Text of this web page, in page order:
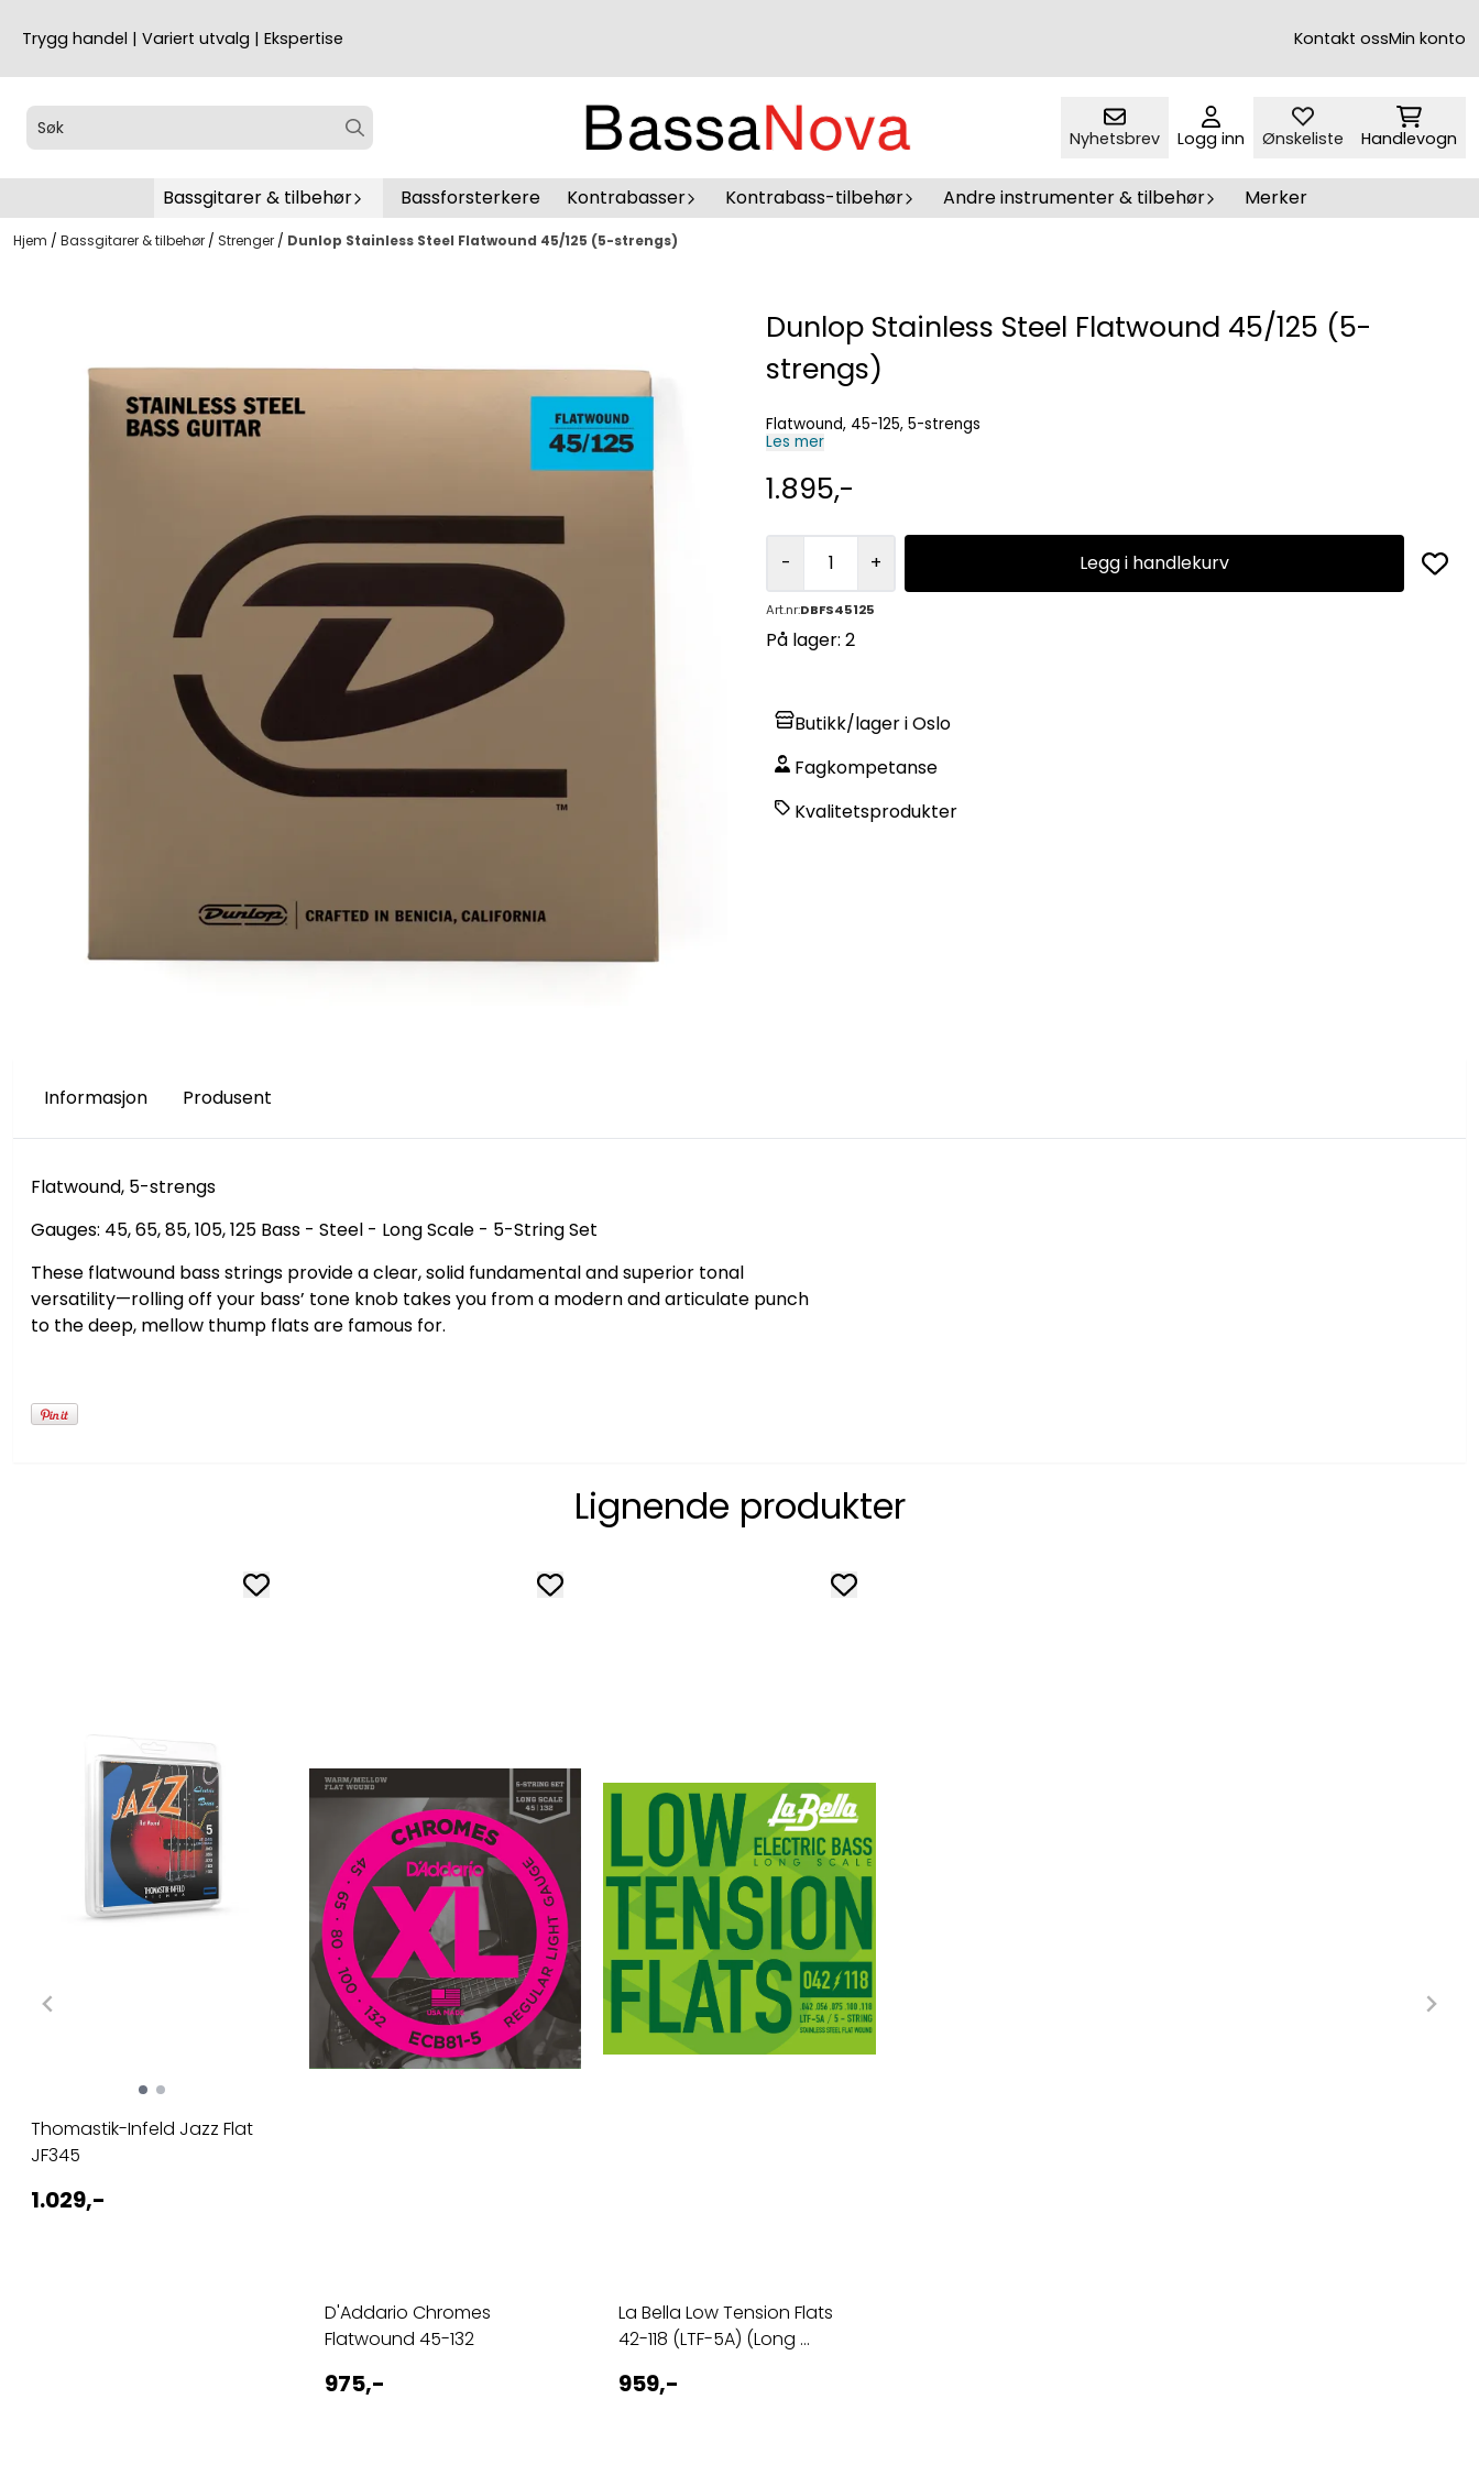
Trygg handel | Variert utvalg | Ekspertise Kontakt ossMin konto
Nyhetsbrev Logg inn Ønskeliste Handlevogn
Bassgitarer & tilbehør Bassforsterkere Kontrabasser Kontrabass-tilbehør Andre instrumenter & tilbehør Merker
Hjem / Bassgitarer & tilbehør / Strenger / Dunlop Stainless Steel Flatwound 45/125 (5-strengs)
Dunlop Stainless Steel Flatwound 45/125 (5-
strengs)
Flatwound, 45-125, 5-strengs
Les mer
1.895,-
- + Legg i handlekurv
Art.nr:DBFS45125
På lager: 2
Butikk/lager i Oslo
Fagkompetanse
Kvalitetsprodukter
Informasjon Produsent
Flatwound, 5-strengs
Gauges: 45, 65, 85, 105, 125 Bass - Steel - Long Scale - 5-String Set
These flatwound bass strings provide a clear, solid fundamental and superior tonal
versatility—rolling off your bass’ tone knob takes you from a modern and articulate punch
to the deep, mellow thump flats are famous for.
Lignende produkter
Thomastik-Infeld Jazz Flat
JF345
1.029,-
Ikke på lager
D'Addario Chromes
Flatwound 45-132
975,-
Ikke på lager
La Bella Low Tension Flats
42-118 (LTF-5A) (Long ...
959,-